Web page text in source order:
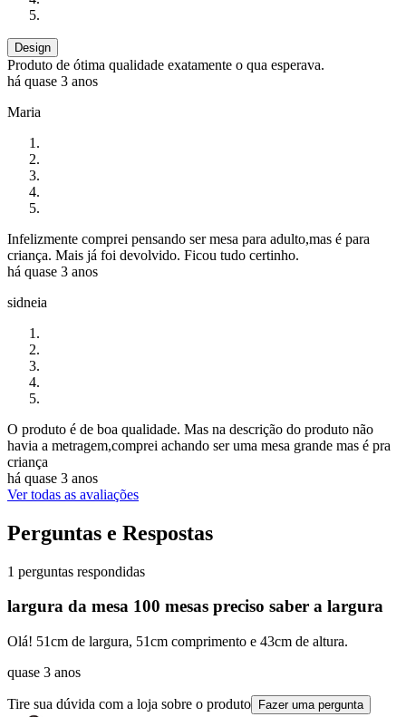
Design
Produto de ótima qualidade exatamente o qua esperava.
há quase 3 anos
Maria
Infelizmente comprei pensando ser mesa para adulto,mas é para
criança. Mais já foi devolvido. Ficou tudo certinho.
há quase 3 anos
sidneia
O produto é de boa qualidade. Mas na descrição do produto não
havia a metragem,comprei achando ser uma mesa grande mas é pra
criança
há quase 3 anos
Ver todas as avaliações
Perguntas e Respostas
1 perguntas respondidas
largura da mesa 100 mesas preciso saber a largura
Olá! 51cm de largura, 51cm comprimento e 43cm de altura.
quase 3 anos
Tire sua dúvida com a loja sobre o produto Fazer uma pergunta